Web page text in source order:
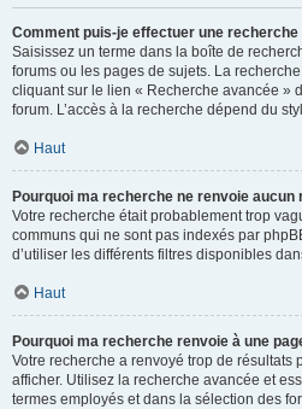
Comment puis-je effectuer une
Saisissez un terme dans la boîte de
forums ou les pages de sujets. La
cliquant sur le lien « Recherche avancée »
forum. L’accès à la recherche dépend du
Haut
Pourquoi ma recherche ne renvoie aucun
Votre recherche était probablement trop
communs qui ne sont pas indexés par
d’utiliser les différents filtres disponibles
Haut
Pourquoi ma recherche renvoie à une
Votre recherche a renvoyé trop de résultats
afficher. Utilisez la recherche avancée et
termes employés et dans la sélection des